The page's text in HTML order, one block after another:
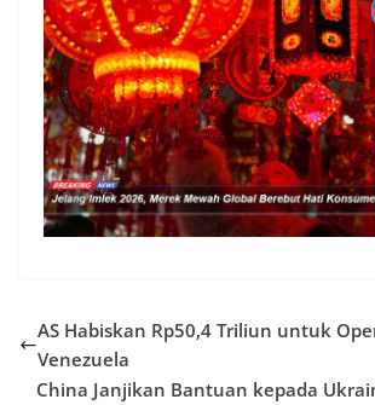
AS Habiskan Rp50,4 Triliun untuk
Venezuela
China Janjikan Bantuan kepada